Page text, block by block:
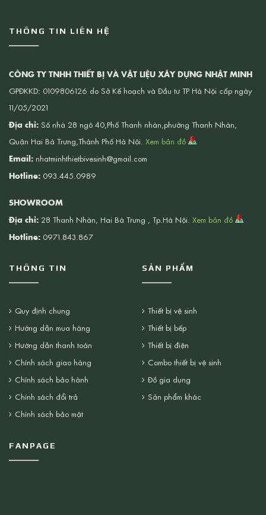
THÔNG TIN LIÊN HỆ
CÔNG TY TNHH THIẾT BỊ VÀ VẬT LIỆU XÂY DỰNG NHẬT MINH
GPĐKKD: 0109806126 do Sở Kế hoạch và Đầu tư TP Hà Nội cấp ngày
11/05/2021
Địa chỉ: Số nhà 28 ngõ 40,Phố Thanh nhàn,phường Thanh Nhàn,
Quận Hai Bà Trưng,Thành Phố Hà Nội. Xem bản đồ
Email: nhatminhthietbivesinh@gmail.com
Hotline: 093.445.0989
SHOWROOM
Địa chỉ: 28 Thanh Nhàn, Hai Bà Trưng , Tp.Hà Nội. Xem bản đồ
Hotline: 0971.843.867
THÔNG TIN
Quy định chung
Hướng dẫn mua hàng
Hướng dẫn thanh toán
Chính sách giao hàng
Chính sách bảo hành
Chính sách đổi trả
Chính sách bảo mật
SẢN PHẨM
Thiết bị vệ sinh
Thiết bị bếp
Thiết bị điện
Combo thiết bị vệ sinh
Đồ gia dụng
Sản phẩm khác
FANPAGE